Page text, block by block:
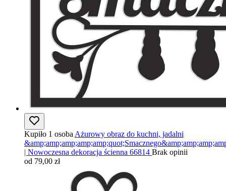
Kupiło 1 osoba Ażurowy obraz do kuchni, jadalni
| Nowoczesna dekoracja ścienna 66814 Brak opinii
od 79,00 zł